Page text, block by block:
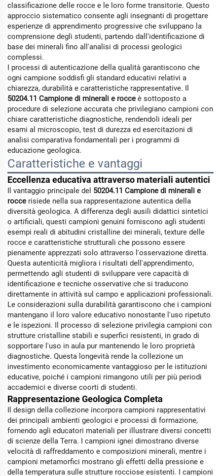
classificazione delle rocce e le loro forme transitorie. Questo
approccio sistematico consente agli insegnanti di progettare
esperienze di apprendimento progressive che sviluppano la
comprensione degli studenti, partendo dall'identificazione di
base dei minerali fino all'analisi di processi geologici
complessi.
I processi di autenticazione della qualità garantiscono che
ogni campione soddisfi gli standard educativi relativi a
chiarezza, durabilità e caratteristiche rappresentative. Il
50204.11 Campione di minerali e rocce è sottoposto a
procedure di selezione accurata che privilegiano campioni con
chiare caratteristiche diagnostiche, rendendoli ideali per
esami al microscopio, test di durezza ed esercitazioni di
analisi comparativa fondamentali per i programmi di
educazione geologica.
Caratteristiche e vantaggi
Eccellenza educativa attraverso materiali autentici
Il vantaggio principale del 50204.11 Campione di minerali e
rocce risiede nella sua rappresentazione autentica della
diversità geologica. A differenza degli ausili didattici sintetici
o artificiali, questi campioni genuini forniscono agli studenti
esempi reali di abitudini cristalline dei minerali, texture delle
rocce e caratteristiche strutturali che possono essere
pienamente apprezzati solo attraverso l'osservazione diretta.
Questa autenticità migliora i risultati dell'apprendimento,
permettendo agli studenti di sviluppare vere capacità di
identificazione e tecniche osservative che si traducono
direttamente in attività sul campo e applicazioni professionali.
Le considerazioni sulla durabilità garantiscono che i campioni
mantengano il loro valore educativo nonostante l'uso ripetuto
e le ispezioni. Il processo di selezione privilegia campioni con
strutture cristalline stabili e superfici resistenti, in grado di
sopportare l'uso in aula pur mantenendo le loro proprietà
diagnostiche. Questa longevità rende la collezione un
investimento economicamente vantaggioso per le istituzioni
educative, poiché i campioni rimangono utili per più periodi
accademici e diverse coorti di studenti.
Rappresentazione Geologica Completa
Il design della collezione incorpora campioni rappresentativi
dei principali ambienti geologici e processi di formazione,
fornendo agli educatori materiali per illustrare diversi concetti
di scienze della Terra. I campioni ignei dimostrano diverse
velocità di raffreddamento e composizioni minerali, mentre i
campioni metamorfici mostrano gli effetti della pressione e
della temperatura sulle strutture rocciose esistenti. I campioni